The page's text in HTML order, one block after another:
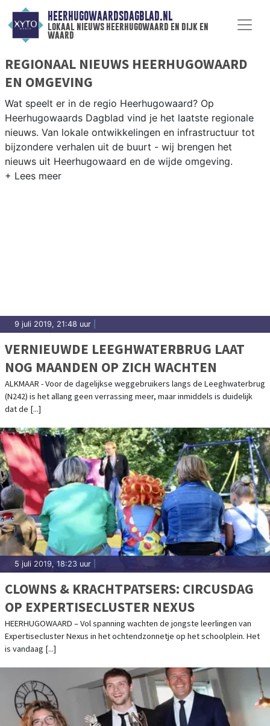
HEERHUGOWAARDSDAGBLAD.NL
lokaal nieuws heerhugowaard en dijk en
waard
REGIONAAL NIEUWS HEERHUGOWAARD
EN OMGEVING
Wat speelt er in de regio Heerhugowaard? Op
Heerhugowaards Dagblad vind je het laatste regionale
nieuws. Van lokale ontwikkelingen en infrastructuur tot
bijzondere verhalen uit de buurt - wij brengen het
nieuws uit Heerhugowaard en de wijde omgeving.
9 juli 2019, 21:48 uur
VERNIEUWDE LEEGHWATERBRUG LAAT
NOG MAANDEN OP ZICH WACHTEN
ALKMAAR - Voor de dagelijkse weggebruikers langs de Leeghwaterbrug
(N242) is het allang geen verrassing meer, maar inmiddels is duidelijk
dat de [...]
5 juli 2019, 18:23 uur
CLOWNS & KRACHTPATSERS: CIRCUSDAG
OP EXPERTISECLUSTER NEXUS
HEERHUGOWAARD – Vol spanning wachten de jongste leerlingen van
Expertisecluster Nexus in het ochtendzonnetje op het schoolplein. Het
is vandaag [...]